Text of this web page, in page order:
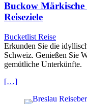
Buckow Märkische
Reiseziele
Bucketlist Reise
Erkunden Sie die
Schweiz. Genießen Sie
gemütliche Unterkünfte.
[…]